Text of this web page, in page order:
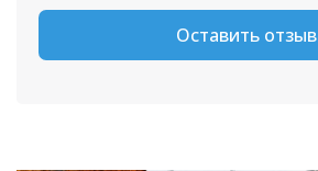
Оставить отзыв